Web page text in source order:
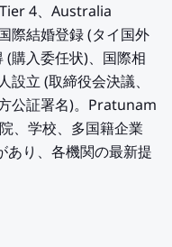
4、Australia
際結婚登録 (タイ国外
(購入委任状)、国際相
立 (取締役会決議、
公証署名)。Pratunam
、学校、多国籍企業
あり、各機関の最新提